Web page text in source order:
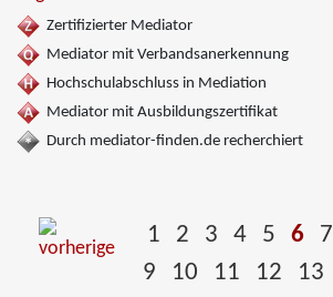
Zertifizierter Mediator
Mediator mit Verbandsanerkennung
Hochschulabschluss in Mediation
Mediator mit Ausbildungszertifikat
Durch mediator-finden.de recherchiert
1 2 3 4 5 6 7
9
10 11 12 13